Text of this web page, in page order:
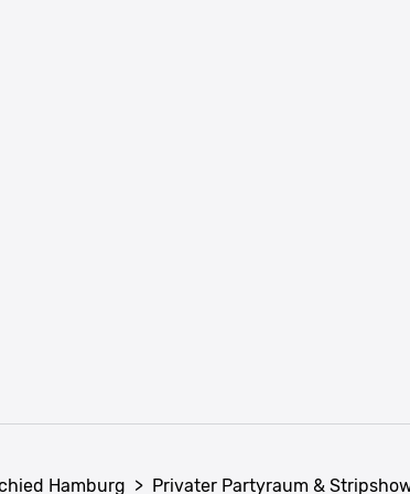
Hamburg > Privater Partyraum &